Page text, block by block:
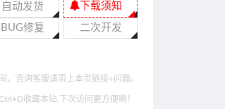
自动发货
二次开发
BUG修复
下载须知
，咨询客服请带上本页链接+问题。
收藏本站,下次访问更方便哟！